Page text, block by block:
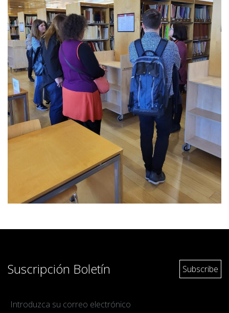
Suscripción Boletín